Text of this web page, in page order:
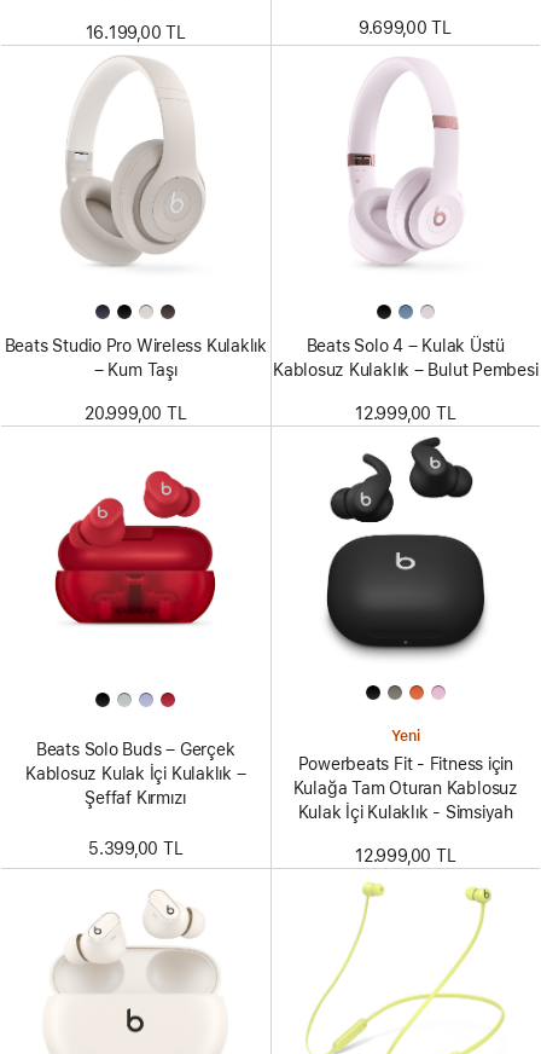
16.199,00 TL 9.699,00 TL
Beats Studio Pro Wireless Kulaklık
– Kum Taşı
20.999,00 TL
Beats Solo 4 – Kulak Üstü
Kablosuz Kulaklık – Bulut Pembesi
12.999,00 TL
Beats Solo Buds – Gerçek
Kablosuz Kulak İçi Kulaklık –
Şeffaf Kırmızı
5.399,00 TL
Yeni
Powerbeats Fit - Fitness için
Kulağa Tam Oturan Kablosuz
Kulak İçi Kulaklık - Simsiyah
12.999,00 TL